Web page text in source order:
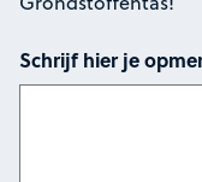
Schrijf hier je